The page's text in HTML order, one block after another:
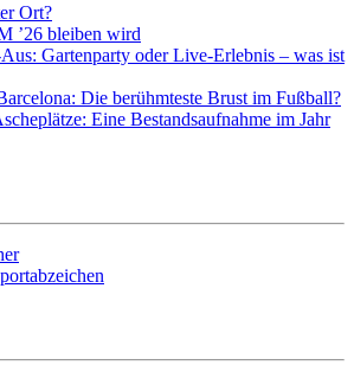
Ort?
’26 bleiben wird
Gartenparty oder Live-Erlebnis – was ist
Die berühmteste Brust im Fußball?
Eine Bestandsaufnahme im Jahr